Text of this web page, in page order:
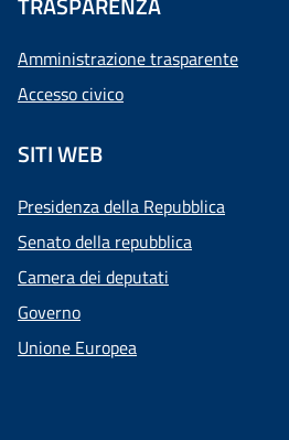
Amministrazione trasparente
Accesso civico
SITI WEB
Presidenza della Repubblica
Senato della repubblica
Camera dei deputati
Governo
Unione Europea